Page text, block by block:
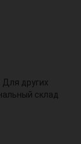
Для других
склад